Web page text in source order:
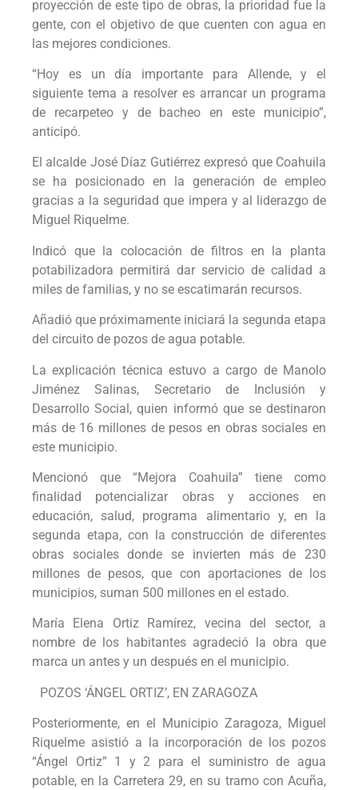
proyección de este tipo de obras, la prioridad fue la
gente, con el objetivo de que cuenten con agua en
las mejores condiciones.
“Hoy es un día importante para Allende, y el
siguiente tema a resolver es arrancar un programa
de recarpeteo y de bacheo en este municipio”,
anticipó.
El alcalde José Díaz Gutiérrez expresó que Coahuila
se ha posicionado en la generación de empleo
gracias a la seguridad que impera y al liderazgo de
Miguel Riquelme.
Indicó que la colocación de filtros en la planta
potabilizadora permitirá dar servicio de calidad a
miles de familias, y no se escatimarán recursos.
Añadió que próximamente iniciará la segunda etapa
del circuito de pozos de agua potable.
La explicación técnica estuvo a cargo de Manolo
Jiménez Salinas, Secretario de Inclusión y
Desarrollo Social, quien informó que se destinaron
más de 16 millones de pesos en obras sociales en
este municipio.
Mencionó que “Mejora Coahuila” tiene como
finalidad potencializar obras y acciones en
educación, salud, programa alimentario y, en la
segunda etapa, con la construcción de diferentes
obras sociales donde se invierten más de 230
millones de pesos, que con aportaciones de los
municipios, suman 500 millones en el estado.
María Elena Ortiz Ramírez, vecina del sector, a
nombre de los habitantes agradeció la obra que
marca un antes y un después en el municipio.
POZOS ‘ÁNGEL ORTIZ’, EN ZARAGOZA
Posteriormente, en el Municipio Zaragoza, Miguel
Riquelme asistió a la incorporación de los pozos
“Ángel Ortiz” 1 y 2 para el suministro de agua
potable, en la Carretera 29, en su tramo con Acuña,